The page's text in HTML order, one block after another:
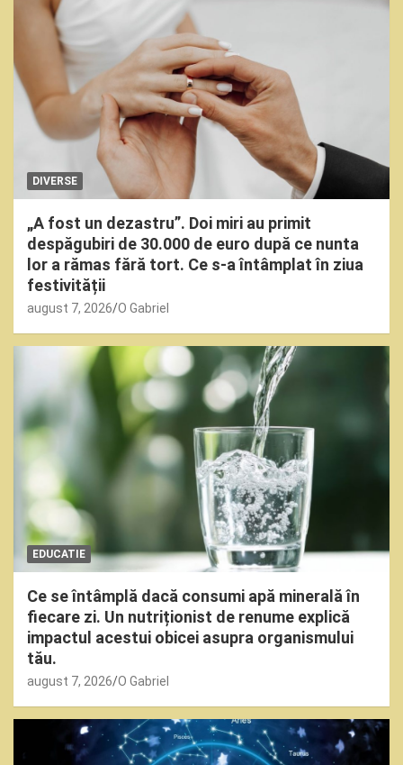
DIVERSE
„A fost un dezastru”. Doi miri au primit
despăgubiri de 30.000 de euro după ce nunta
lor a rămas fără tort. Ce s-a întâmplat în ziua
festivității
august 7, 2026 O Gabriel
EDUCATIE
Ce se întâmplă dacă consumi apă minerală în
fiecare zi. Un nutriționist de renume explică
impactul acestui obicei asupra organismului
tău.
august 7, 2026 O Gabriel